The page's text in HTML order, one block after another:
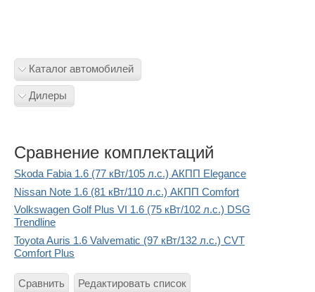
Каталог автомобилей
Дилеры
Сравнение комплектаций
Skoda Fabia 1.6 (77 кВт/105 л.с.) АКПП Elegance
Nissan Note 1.6 (81 кВт/110 л.с.) АКПП Comfort
Volkswagen Golf Plus VI 1.6 (75 кВт/102 л.с.) DSG
Trendline
Toyota Auris 1.6 Valvematic (97 кВт/132 л.с.) CVT
Comfort Plus
Сравнить Редактировать список